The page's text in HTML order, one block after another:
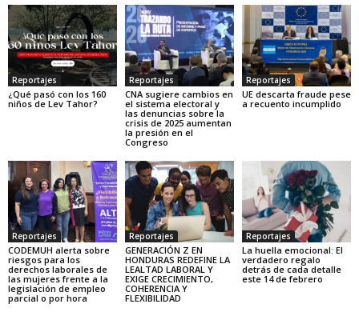
Reportajes
¿Qué pasó con los 160
niños de Lev Tahor?
Reportajes
CNA sugiere cambios en
el sistema electoral y
las denuncias sobre la
crisis de 2025 aumentan
la presión en el
Congreso
Reportajes
UE descarta fraude pese
a recuento incumplido
Reportajes
CODEMUH alerta sobre
riesgos para los
derechos laborales de
las mujeres frente a la
legislación de empleo
parcial o por hora
Reportajes
GENERACIÓN Z EN
HONDURAS REDEFINE LA
LEALTAD LABORAL Y
EXIGE CRECIMIENTO,
COHERENCIA Y
FLEXIBILIDAD
Reportajes
La huella emocional: El
verdadero regalo
detrás de cada detalle
este 14 de febrero